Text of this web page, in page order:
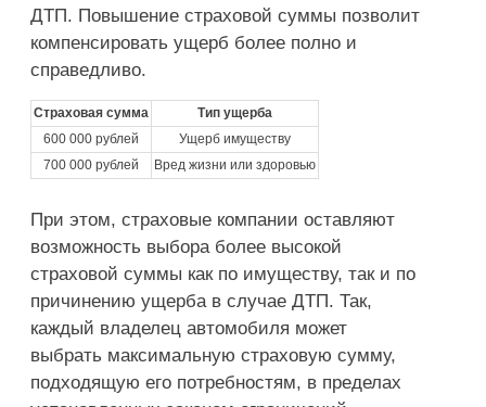
ДТП. Повышение страховой суммы позволит
компенсировать ущерб более полно и
справедливо.
Страховая сумма
Тип ущерба
600 000 рублей
Ущерб имуществу
700 000 рублей
Вред жизни или здоровью
При этом, страховые компании оставляют
возможность выбора более высокой
страховой суммы как по имуществу, так и по
причинению ущерба в случае ДТП. Так,
каждый владелец автомобиля может
выбрать максимальную страховую сумму,
подходящую его потребностям, в пределах